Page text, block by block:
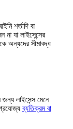
শর্তাদি বা
না যা লাইসেন্সের
অন্যদের সীমাবদ্ধ
লাইসেন্স মেনে
প্রযোজ্যব্যতিক্রম বা